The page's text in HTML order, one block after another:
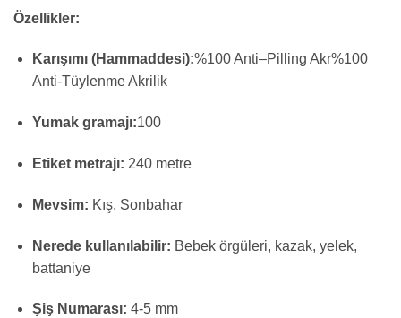
Özellikler:
Karışımı (Hammaddesi):%100Anti–Pilling Akr%100
Anti-Tüylenme Akrilik
Yumak gramajı:100
Etiket metrajı: 240 metre
Mevsim: Kış, Sonbahar
Nerede kullanılabilir: Bebek örgüleri, kazak, yelek,
battaniye
Şiş Numarası: 4-5 mm